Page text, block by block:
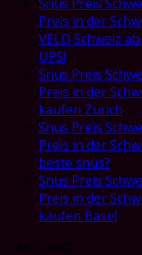
Preis in der
VELO Schweiz
UPS!
Snus Preis
Preis in der
kaufen Zürich
Snus Preis
Preis in der
beste snus?
Snus Preis
Preis in der
kaufen Basel